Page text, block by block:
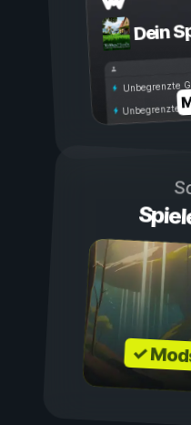
Dein
Unbegrenzte
Unbegrenzte
✓